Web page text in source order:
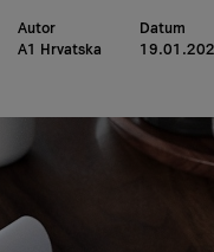
Autor
A1 Hrvatska
Datum